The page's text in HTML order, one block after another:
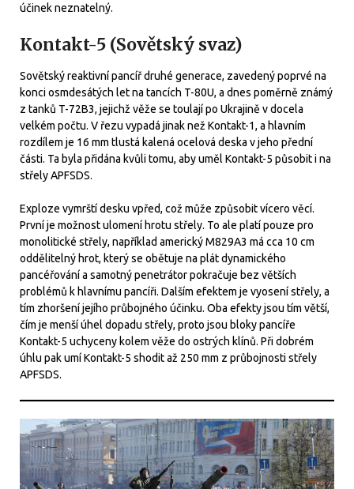
účinek neznatelný.
Kontakt-5 (Sovětský svaz)
Sovětský reaktivní pancíř druhé generace, zavedený poprvé na
konci osmdesátých let na tancích T-80U, a dnes poměrně známý
z tanků T-72B3, jejichž věže se toulají po Ukrajině v docela
velkém počtu. V řezu vypadá jinak než Kontakt-1, a hlavním
rozdílem je 16 mm tlustá kalená ocelová deska v jeho přední
části. Ta byla přidána kvůli tomu, aby uměl Kontakt-5 působit i na
střely APFSDS.
Exploze vymrští desku vpřed, což může způsobit vícero věcí.
První je možnost ulomení hrotu střely. To ale platí pouze pro
monolitické střely, například americký M829A3 má cca 10 cm
oddělitelný hrot, který se obětuje na plát dynamického
pancéřování a samotný penetrátor pokračuje bez větších
problémů k hlavnímu pancíři. Dalším efektem je vyosení střely, a
tím zhoršení jejího průbojného účinku. Oba efekty jsou tím větší,
čím je menší úhel dopadu střely, proto jsou bloky pancíře
Kontakt-5 uchyceny kolem věže do ostrých klínů. Při dobrém
úhlu pak umí Kontakt-5 shodit až 250 mm z průbojnosti střely
APFSDS.